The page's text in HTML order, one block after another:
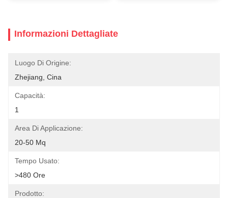
Informazioni Dettagliate
Luogo Di Origine:
Zhejiang, Cina
Capacità:
1
Area Di Applicazione:
20-50 Mq
Tempo Usato:
>480 Ore
Prodotto: